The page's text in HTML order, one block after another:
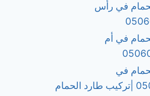
في رأس
في أم
في